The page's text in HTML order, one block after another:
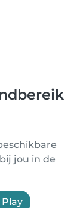
jou in de
Play